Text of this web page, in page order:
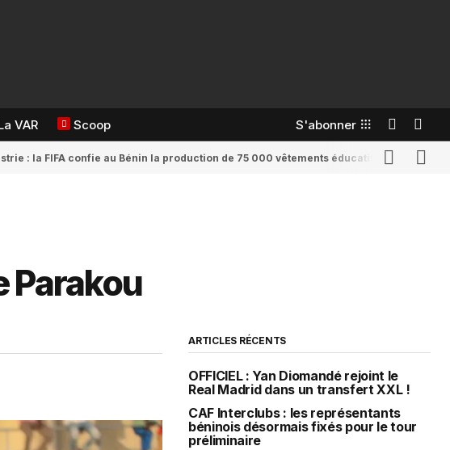
VAR Scoop S'abonner
: la FIFA confie au Bénin la production de 75 000 vêtements éducatifs
Parakou
ARTICLES RÉCENTS
OFFICIEL : Yan Diomandé rejoint le
Real Madrid dans un transfert XXL !
CAF Interclubs : les représentants
béninois désormais fixés pour le tour
préliminaire